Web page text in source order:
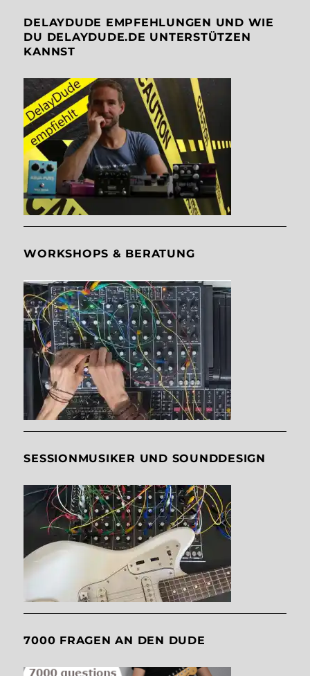
DELAYDUDE EMPFEHLUNGEN UND WIE
DU DELAYDUDE.DE UNTERSTÜTZEN
KANNST
WORKSHOPS & BERATUNG
SESSIONMUSIKER UND SOUNDDESIGN
7000 FRAGEN AN DEN DUDE